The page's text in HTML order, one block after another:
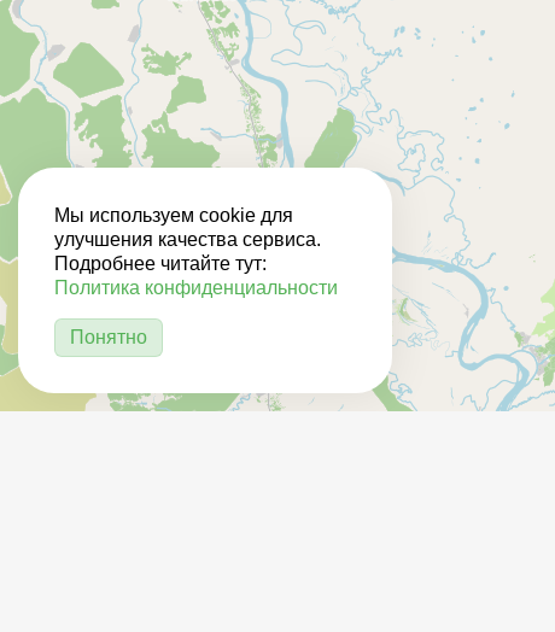
Мы используем cookie для
улучшения качества сервиса.
Подробнее читайте тут:
Политика конфиденциальности
Понятно